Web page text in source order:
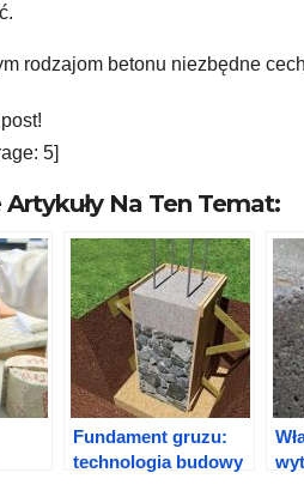
rodzajom betonu niezbędne
5]
Na Ten Temat:
Fundament gruzu:
technologia budowy